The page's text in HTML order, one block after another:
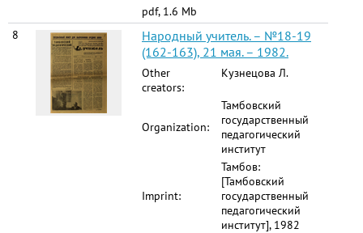
pdf, 1.6 Mb
8
Народный учитель. – №18-19
(162-163), 21 мая. – 1982.
Other
creators:
Кузнецова Л.
Organization:
Тамбовский
государственный
педагогический
институт
Imprint:
Тамбов:
[Тамбовский
государственный
педагогический
институт], 1982